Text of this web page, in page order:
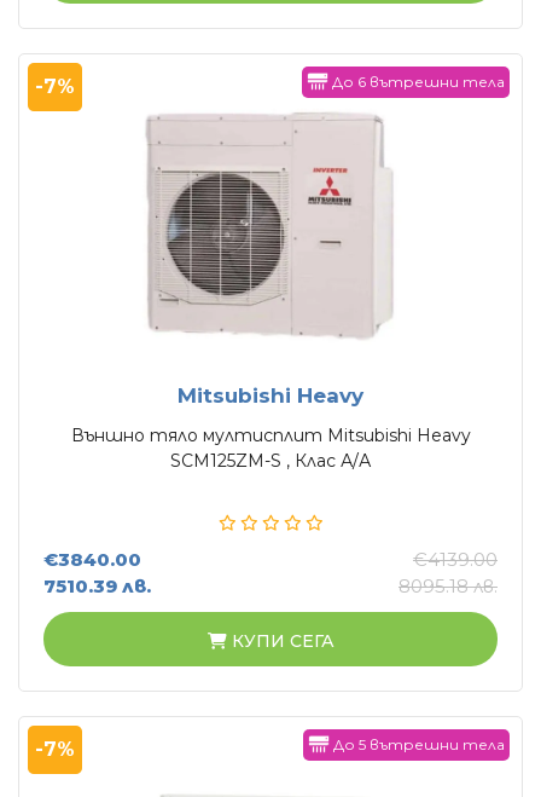
-7% До 6 вътрешни тела
Mitsubishi Heavy
Външно тяло мултисплит Mitsubishi Heavy
SCM125ZM-S , Клас А/А
€3840.00
7510.39 лв.
€4139.00
8095.18 лв.
КУПИ СЕГА
-7% До 5 вътрешни тела